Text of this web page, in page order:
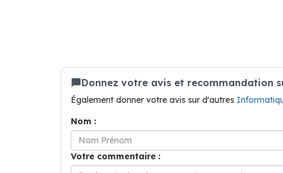
Donnez votre avis et recommandation
Également donner votre avis sur d'autres
Nom :
Votre commentaire :